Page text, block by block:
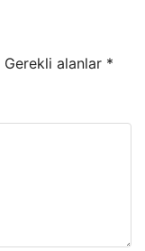
Gerekli alanlar *